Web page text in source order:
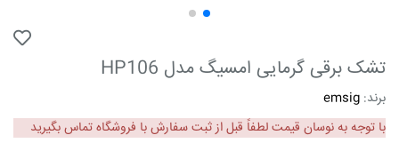
تشک برقی گرمایی امسیگ مدل HP106
برند: emsig
با توجه به نوسان قیمت لطفاً قبل از ثبت سفارش با فروشگاه تماس بگیرید